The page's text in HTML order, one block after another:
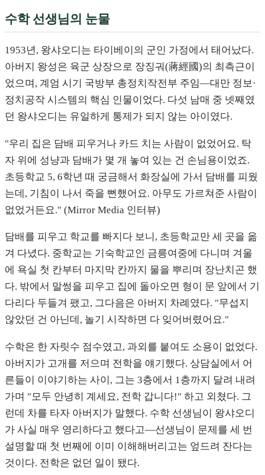
수학 선생님의 눈물
1953년, 왕샤오디는 타이베이의 군인 가정에서 태어났다.
아버지 왕성은 육군 상장으로 장징궈(蔣經國)의 최측근이
었으며, 계엄 시기 국방부 총정치작전부 주임—대만 정보·
정치공작 시스템의 핵심 인물이었다. 다섯 남매 중 넷째였
던 왕샤오디는 유일하게 통제가 되지 않는 아이였다.
"우리 집은 담배 피우거나 카드 치는 사람이 없었어요. 탁
자 위에 성냥과 담배가 몇 개 놓여 있는 건 손님용이었죠.
초등학교 5, 6학년 때 궁금해서 화장실에 가서 담배를 피웠
는데, 기침이 나서 죽을 뻔했어요. 아무도 가르쳐준 사람이
없었거든요." (Mirror Media 인터뷰)
담배를 피우고 학교를 빠지다 보니, 초등학교만 세 곳을 옮
겨 다녔다. 중학교는 기숙학교인 금릉여중에 다니며 겨울
에 욕실 첫 칸부터 마지막 칸까지 물을 뿌리며 장난치곤 했
다. 밖에서 말썽을 피우고 집에 돌아오면 형이 문 앞에서 기
다리다 두들겨 팼고, 그다음은 아버지 차례였다. "무섭지
않았던 건 아닌데, 놀기 시작하면 다 잊어버렸어요."
수학은 한 자릿수 점수였고, 과외를 붙여도 소용이 없었다.
아버지가 고개를 저으며 전학을 얘기했다. 상담실에서 어
른들이 이야기하는 사이, 그는 3층에서 1층까지 달려 내려
가며 "모두 안녕히 계세요, 전학 갑니다!" 하고 외쳤다. 그
런데 차를 타자 아버지가 말했다. 수학 선생님이 왕샤오디
가 사실 매우 영리하다고 했다고—선생님이 문제를 세 번
설명할 때 첫 번째에 이미 이해해버리고는 엎드려 잔다는
것이다. 전학은 없던 일이 됐다.